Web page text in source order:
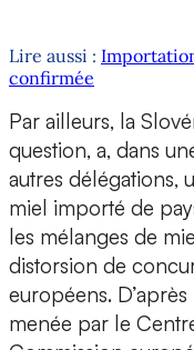
Lire aussi :
confirmée
Par ailleurs, la
question, a, dans
autres délégations,
miel importé de
les mélanges de
distorsion de
européens.
menée par le